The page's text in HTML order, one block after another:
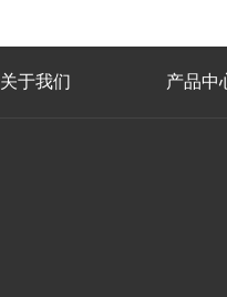
关于我们 产品中